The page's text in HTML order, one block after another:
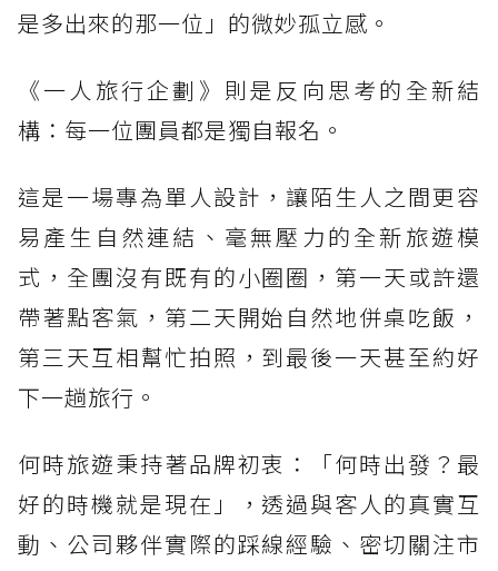
是多出來的那一位」的微妙孤立感。
《一人旅行企劃》則是反向思考的全新結
構：每一位團員都是獨自報名。
這是一場專為單人設計，讓陌生人之間更容
易產生自然連結、毫無壓力的全新旅遊模
式，全團沒有既有的小圈圈，第一天或許還
帶著點客氣，第二天開始自然地併桌吃飯，
第三天互相幫忙拍照，到最後一天甚至約好
下一趟旅行。
何時旅遊秉持著品牌初衷：「何時出發？最
好的時機就是現在」，透過與客人的真實互
動、公司夥伴實際的踩線經驗、密切關注市